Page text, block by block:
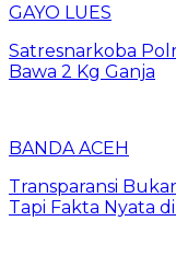
GAYO LUES
Satresnarkoba
Bawa 2 Kg Ganja
BANDA ACEH
Transparansi
Tapi Fakta Nyata